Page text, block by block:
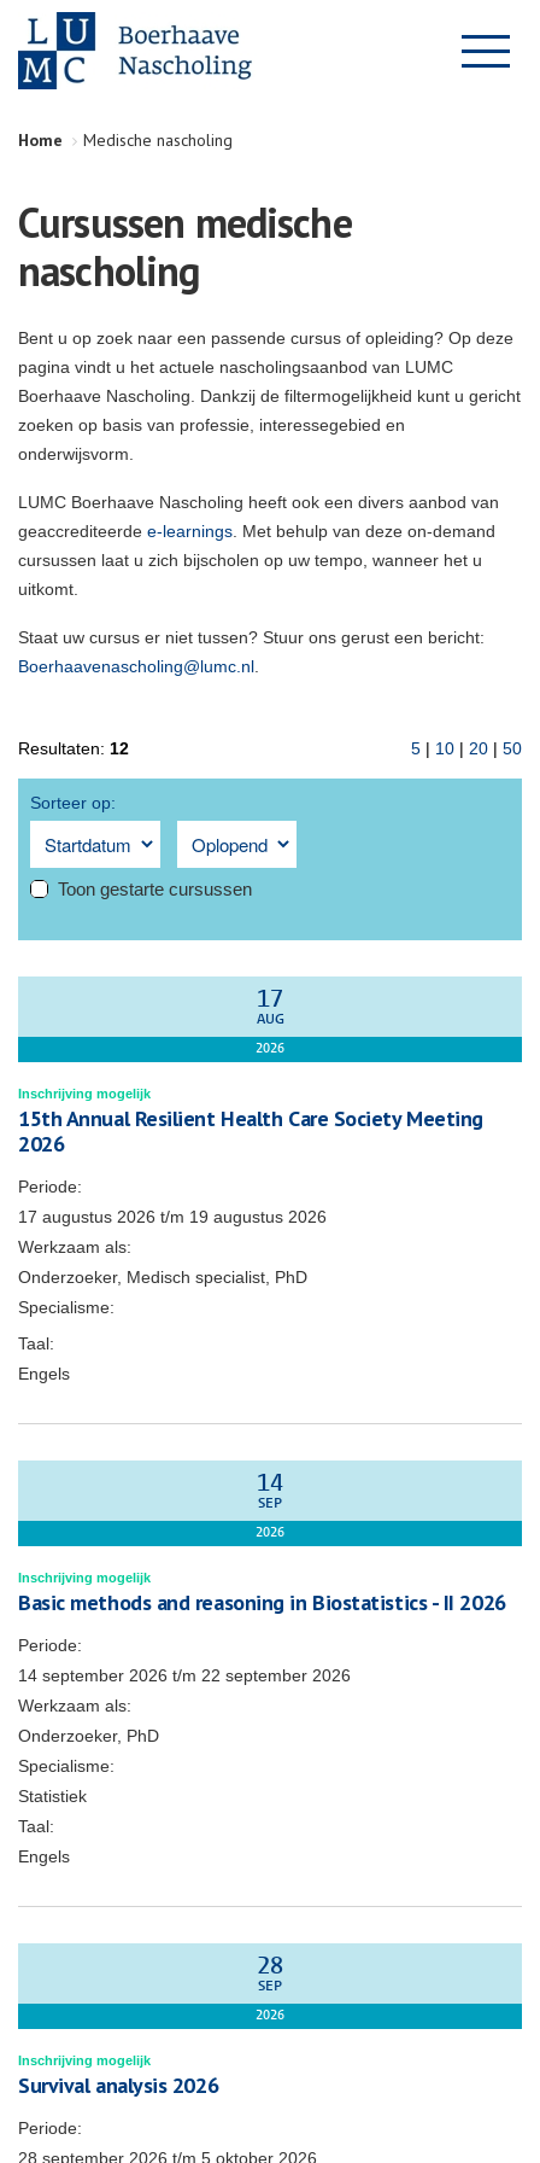
Home Medische nascholing
Cursussen medische
nascholing
Bent u op zoek naar een passende cursus of opleiding? Op deze
pagina vindt u het actuele nascholingsaanbod van LUMC
Boerhaave Nascholing. Dankzij de filtermogelijkheid kunt u gericht
zoeken op basis van professie, interessegebied en
onderwijsvorm.
LUMC Boerhaave Nascholing heeft ook een divers aanbod van
geaccrediteerde e-learnings . Met behulp van deze on-demand
cursussen laat u zich bijscholen op uw tempo, wanneer het u
uitkomt.
Staat uw cursus er niet tussen? Stuur ons gerust een bericht:
Boerhaavenascholing@lumc.nl
Resultaten: 12 5 | 10 | 20 | 50
Sorteer op:
Toon gestarte cursussen
17
AUG
2026
Inschrijving mogelijk
15th Annual Resilient Health Care Society Meeting
2026
Periode:
17 augustus 2026 t/m 19 augustus 2026
Werkzaam als:
Onderzoeker, Medisch specialist, PhD
Specialisme:
Taal:
Engels
14
SEP
2026
Inschrijving mogelijk
Basic methods and reasoning in Biostatistics - II 2026
Periode:
14 september 2026 t/m 22 september 2026
Werkzaam als:
Onderzoeker, PhD
Specialisme:
Statistiek
Taal:
Engels
28
SEP
2026
Inschrijving mogelijk
Survival analysis 2026
Periode:
28 september 2026 t/m 5 oktober 2026